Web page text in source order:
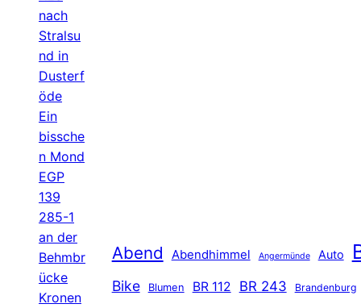
nach
Stralsu
nd in
Dusterf
öde
Ein
bissche
n Mond
EGP
139
285-1
an der
Behmbr
ücke
Kronen
Abend Abendhimmel Angermünde Auto
Bike Blumen BR 112 BR 243 Brandenburg